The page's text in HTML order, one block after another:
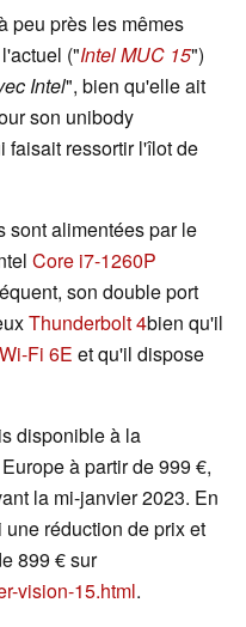
peu près les mêmes
("Intel MUC 15")
Intel", bien qu'elle ait
son unibody
faisait ressortir l'îlot de
sont alimentées par le
Core i7-1260P
son double port
Thunderbolt 4bien qu'il
Wi-Fi 6E et qu'il dispose
disponible à la
à partir de 999 €,
la mi-janvier 2023. En
une réduction de prix et
899 € sur
vision-15.html.